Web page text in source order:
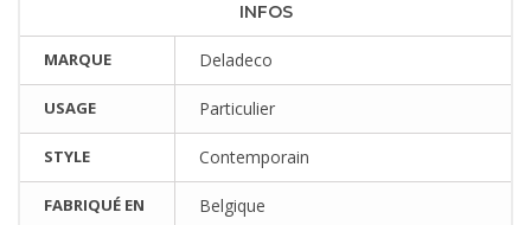
INFOS
MARQUE Deladeco
USAGE Particulier
STYLE Contemporain
FABRIQUÉ EN Belgique